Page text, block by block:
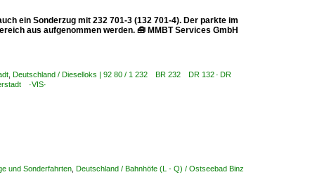
ein Sonderzug mit 232 701-3 (132 701-4). Der parkte im
aus aufgenommen werden. 🧰 MMBT Services GmbH
Deutschland / Dieselloks | 92 80 / 1 232 BR 232 DR 132 · DR
·VIS·
und Sonderfahrten Deutschland / Bahnhöfe (L - Q) / Ostseebad Binz